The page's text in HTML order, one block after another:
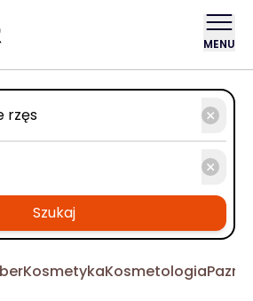
MENU
Szukaj
KosmetykaKosmetologia